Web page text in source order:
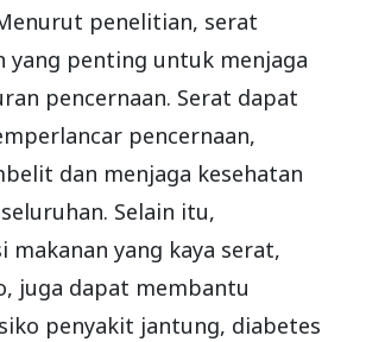
penelitian, serat
yang penting untuk menjaga
pencernaan. Serat dapat
pencernaan,
dan menjaga kesehatan
Selain itu,
makanan yang kaya serat,
juga dapat membantu
penyakit jantung, diabetes